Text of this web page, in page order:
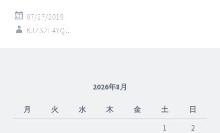
07/27/2019
KJZSZL4YQU
2026年8月
月 火 水 木 金 土
日
1
2